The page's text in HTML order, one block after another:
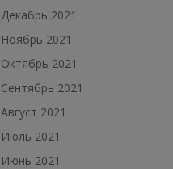
Декабрь 2021
Ноябрь 2021
Октябрь 2021
Сентябрь 2021
Август 2021
Июль 2021
Июнь 2021